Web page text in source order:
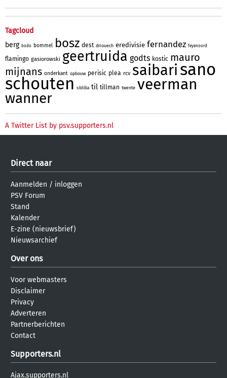
Tagcloud
berg bodo bommel bosz dest driouech eredivisie fernandez feyenoord
flamingo gasiorowski geertruida godts kostic mauro
mijnans onderkant opbouw perisic plea rcv saibari sano
schouten sildillia til tillman twente veerman
wanner
A Twitter List by psv.supporters.nl
Direct naar
Aanmelden / inloggen
PSV Forum
Stand
Kalender
E-zine (nieuwsbrief)
Nieuwsarchief
Over ons
Voor webmasters
Disclaimer
Privacy
Adverteren
Partnerberichten
Contact
Supporters.nl
Ajax.supporters.nl